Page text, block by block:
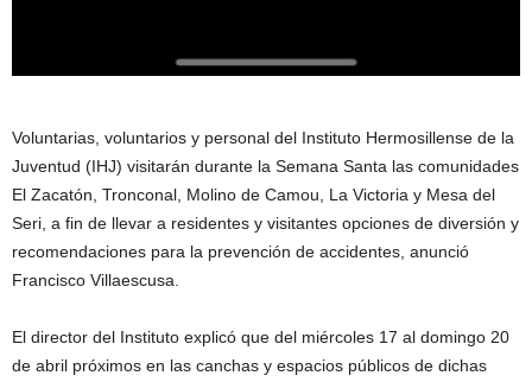
Voluntarias, voluntarios y personal del Instituto Hermosillense de la
Juventud (IHJ) visitarán durante la Semana Santa las comunidades
El Zacatón, Tronconal, Molino de Camou, La Victoria y Mesa del
Seri, a fin de llevar a residentes y visitantes opciones de diversión y
recomendaciones para la prevención de accidentes, anunció
Francisco Villaescusa.
El director del Instituto explicó que del miércoles 17 al domingo 20
de abril próximos en las canchas y espacios públicos de dichas